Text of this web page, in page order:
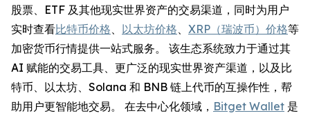
股票、ETF 及其他现实世界资产的交易渠道，同时为用户
实时查看比特币价格 以太坊价格 XRP（瑞波币）价格等
加密货币行情提供一站式服务。 该生态系统致力于通过其
AI 赋能的交易工具、更广泛的现实世界资产渠道，以及比
特币、以太坊、Solana 和 BNB 链上代币的互操作性，帮
助用户更智能地交易。 在去中心化领域， Bitget Wallet 是